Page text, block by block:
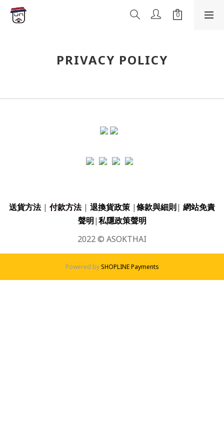
PRIVACY POLICY
送貨方法 | 付款方法| 退換貨政策 |條款與細則| 網站免責
聲明|私隱政策聲明
2022 © ASOKTHAI
Powered bySHOPLINE Payments